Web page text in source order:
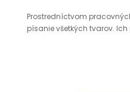
Prostredníctvom
písanie všetkých tvarov.